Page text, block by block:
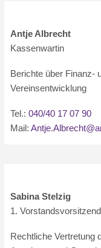
Antje Albrecht
Kassenwartin
Berichte über Finanz-
Vereinsentwicklung
Tel.:040/40 17 07 90
Mail:
Sabina Stelzig
1.
Rechtliche Vertretung